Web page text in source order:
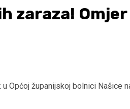
zaraza! Omjer
Općoj županijskoj bolnici Našice